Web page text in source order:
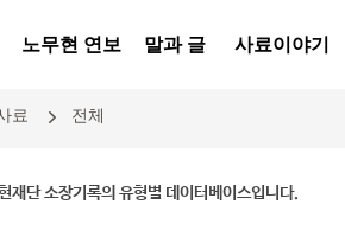
노무현 연보 말과 글 사료이야기
료 전체
재단 소장기록의 유형별 데이터베이스입니다.